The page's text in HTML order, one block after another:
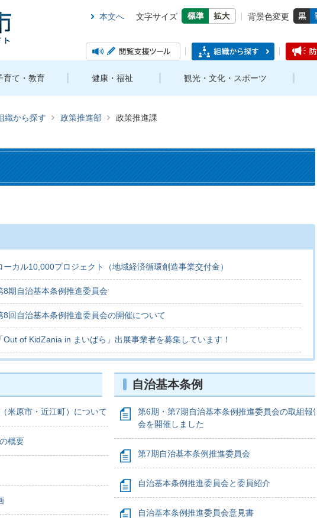
本文へ 文字サイズ
背景色変更
育て・教育 健康・福祉 観光・文化・スポーツ
織から探す 政策推進部 政策推進課
ーカル10,000プロジェクト（地域経済循環創造事業交付金）
8期自治基本条例推進委員会
8回自治基本条例推進委員会の開催について
「Out of KidZania in まいばら」出展事業者を募集しています！
米原市・近江町）について
概要
自治基本条例
第6期・第7期自治基本条例推進委員会の取組報告
会を開催しました
第7期自治基本条例推進委員会
自治基本条例推進委員会と委員紹介
自治基本条例推進委員会意見書